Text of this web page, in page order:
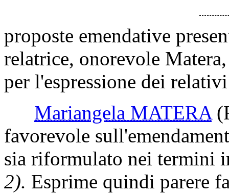
proposte emendative
relatrice, onorevole
per l'espressione dei
Mariangela MATERA
favorevole
sia riformulato nei termini
2). Esprime quindi parere